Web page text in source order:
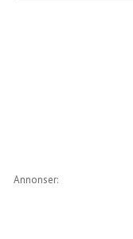
Annonser: